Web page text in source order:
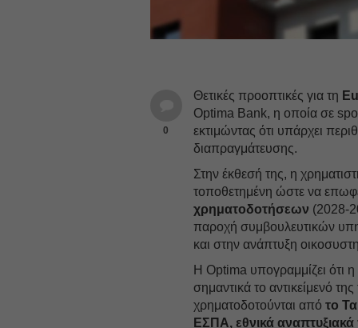
0
Θετικές προοπτικές για τη
Optima Bank, η οποία σε
εκτιμώντας ότι υπάρχει
διαπραγμάτευσης.
Στην έκθεσή της, η
τοποθετημένη ώστε να
χρηματοδοτήσεων (2028-
παροχή συμβουλευτικών
και στην ανάπτυξη
Η Optima υπογραμμίζει ότι
σημαντικά το αντικείμενό
χρηματοδοτούνται απότο
ΕΣΠΑ, εθνικά